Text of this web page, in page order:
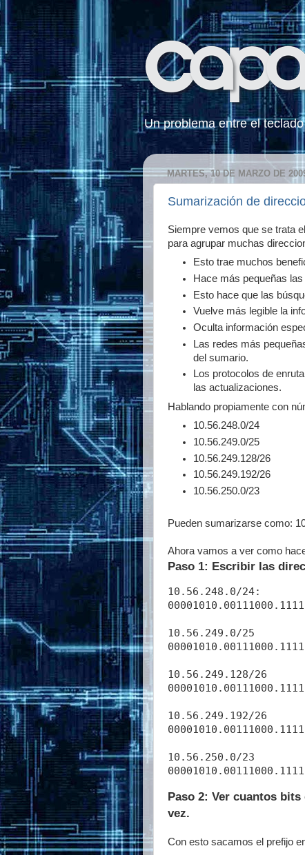
Un problema entre el
MARTES, 10 DE MARZO DE
Sumarización de
Siempre vemos que se trata
para agrupar muchas
Esto trae muchos
Hace más pequeñas
Esto hace que las
Vuelve más legible la
Oculta información
Las redes más
del sumario.
Los protocolos de
las actualizaciones.
Hablando propiamente con
10.56.248.0/24
10.56.249.0/25
10.56.249.128/26
10.56.249.192/26
10.56.250.0/23
Pueden sumarizarse como:
Ahora vamos a ver como
Paso 1: Escribir las
10.56.248.0/24:
10.56.249.0/25
10.56.249.128/26
10.56.249.192/26
10.56.250.0/23
Paso 2: Ver cuantos
vez.
Con esto sacamos el prefijo